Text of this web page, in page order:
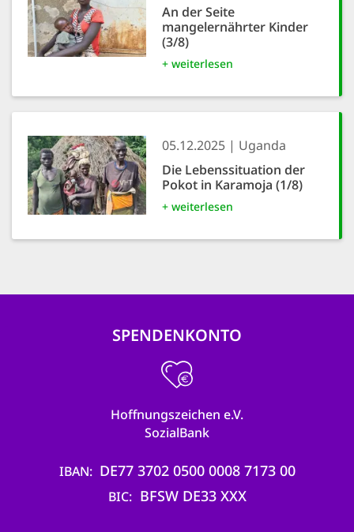
An der Seite
mangelernährter Kinder
(3/8)
+ weiterlesen
05.12.2025
Uganda
Die Lebenssituation der
Pokot in Karamoja (1/8)
+ weiterlesen
SPENDENKONTO
Hoffnungszeichen e.V.
SozialBank
IBAN DE77 3702 0500 0008 7173 00
BIC BFSW DE33 XXX